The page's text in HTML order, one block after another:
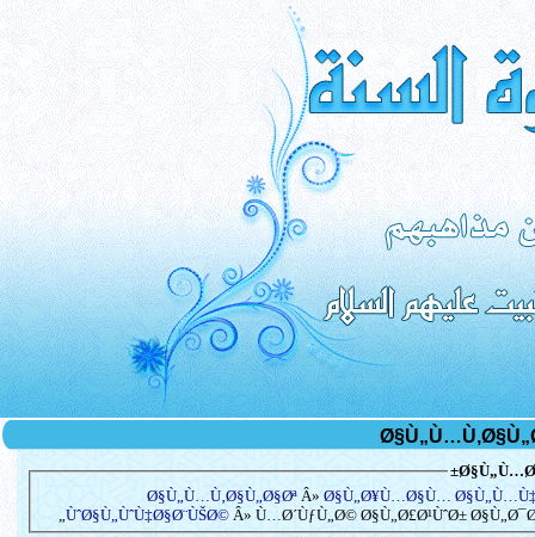
Ø§Ù„Ù…Ù‚Ø§Ù„Ø§Øª Â»Ø§Ù„Ø¥Ù…Ø§Ù…
ÙˆØ§Ù„ÙˆÙ‡Ø§Ø¨ÙŠØ© Â» Ù…Ø´ÙƒÙ„Ø© Ø§Ù„Ø£Ø¹ÙˆØ±